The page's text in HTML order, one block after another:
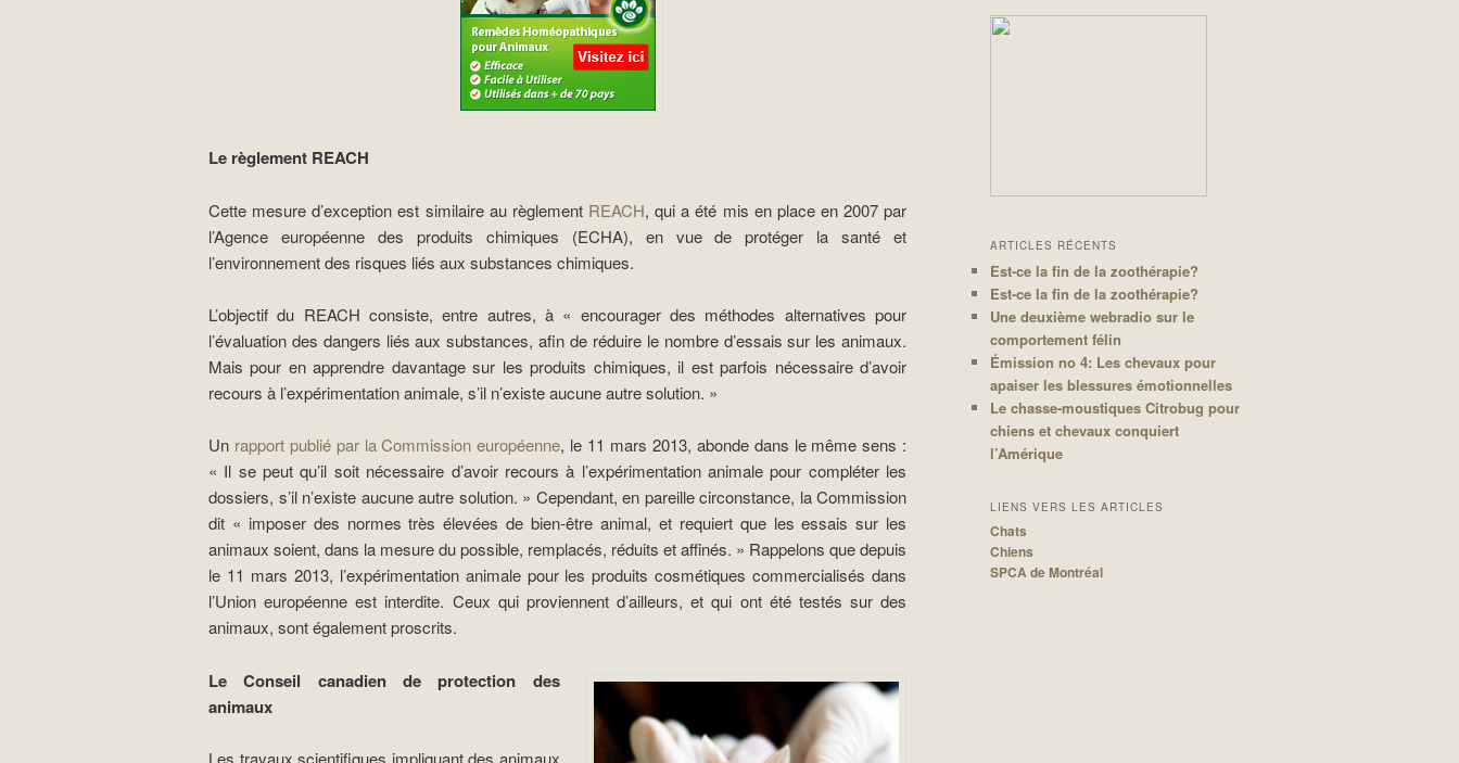
Le règlement REACH
Cette mesure d’exception est similaire au règlement REACH, qui a été mis en place en 2007 par
l’Agence européenne des produits chimiques (ECHA), en vue de protéger la santé et
l’environnement des risques liés aux substances chimiques.
L’objectif du REACH consiste, entre autres, à « encourager des méthodes alternatives pour
l’évaluation des dangers liés aux substances, afin de réduire le nombre d’essais sur les animaux.
Mais pour en apprendre davantage sur les produits chimiques, il est parfois nécessaire d’avoir
recours à l’expérimentation animale, s’il n’existe aucune autre solution. »
Un rapport publié par la Commission européenne, le 11 mars 2013, abonde dans le même sens :
« Il se peut qu’il soit nécessaire d’avoir recours à l’expérimentation animale pour compléter les
dossiers, s’il n’existe aucune autre solution. » Cependant, en pareille circonstance, la Commission
dit « imposer des normes très élevées de bien-être animal, et requiert que les essais sur les
animaux soient, dans la mesure du possible, remplacés, réduits et affinés. » Rappelons que depuis
le 11 mars 2013, l’expérimentation animale pour les produits cosmétiques commercialisés dans
l’Union européenne est interdite. Ceux qui proviennent d’ailleurs, et qui ont été testés sur des
animaux, sont également proscrits.
Le Conseil canadien de protection des
animaux
Les travaux scientifiques impliquant des animaux
ARTICLES RÉCENTS
Est-ce la fin de la zoothérapie?
Est-ce la fin de la zoothérapie?
Une deuxième webradio sur le
comportement félin
Émission no 4: Les chevaux pour
apaiser les blessures émotionnelles
Le chasse-moustiques Citrobug pour
chiens et chevaux conquiert
l’Amérique
LIENS VERS LES ARTICLES
Chats
Chiens
SPCA de Montréal